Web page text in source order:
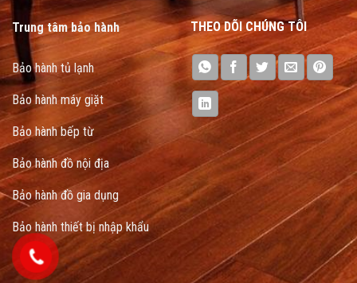
Trung tâm bảo hành
Bảo hành tủ lạnh
Bảo hành máy giặt
Bảo hành bếp từ
Bảo hành đồ nội địa
Bảo hành đồ gia dụng
Bảo hành thiết bị nhập khẩu
THEO DÕI CHÚNG TÔI